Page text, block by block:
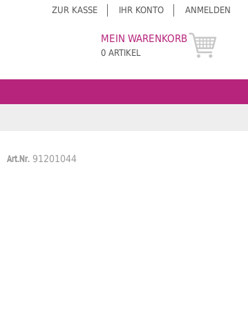
ZUR KASSE IHR KONTO ANMELDEN
MEIN WARENKORB
0 ARTIKEL
Art.Nr.91201044